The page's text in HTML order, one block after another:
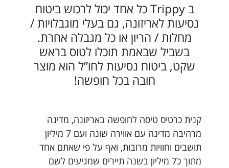
ב Trippy כל אחד יכול לרכוש ביטוח
נסיעות לאריזונה, גם בעלי מוגבלויות /
מחלות / הריון או כל מגבלה אחרת.
בשביל שבאמת תוכלו לטוס בראש
שקט, ביטוח נסיעות לחו”ל הוא מוצר
חובה בכל חופשה!
קנית כרטיס טיסה לחופשה באריזונה, מדינה
מרהיבה מדינה עם אווירה שונה ועם 7 מיליון
תושבים וחוויות מרובות, ואף על פי שאתם אחד
מתוך כ7 מיליון בשנה תיירים שמגיעים לשם